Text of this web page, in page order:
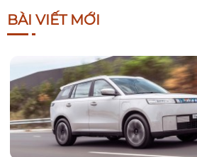
BÀI VIẾT MỚI